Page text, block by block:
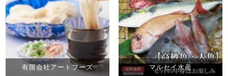
有限会社アートフーズ マルセイ水産